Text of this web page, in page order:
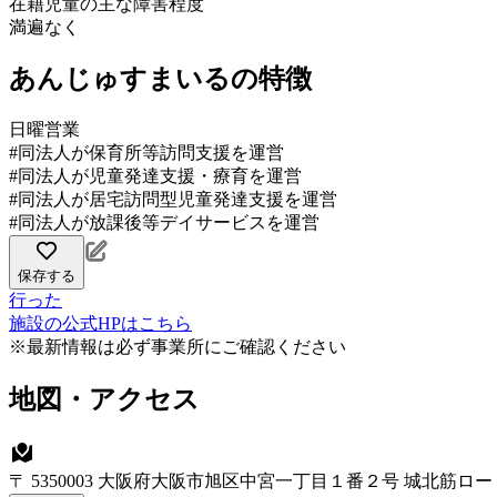
満遍なく
あんじゅすまいるの特徴
日曜営業
#同法人が保育所等訪問支援を運営
#同法人が児童発達支援・療育を運営
#同法人が居宅訪問型児童発達支援を運営
#同法人が放課後等デイサービスを運営
保存する
行った
施設の公式HPはこちら
※最新情報は必ず事業所にご確認ください
地図・アクセス
〒 5350003 大阪府大阪市旭区中宮一丁目１番２号 城北筋ロ